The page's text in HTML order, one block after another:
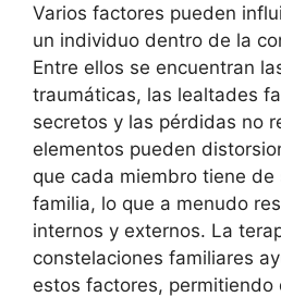
Varios factores pueden
un individuo dentro de la
Entre ellos se encuentran
traumáticas, las lealtades
secretos y las pérdidas no
elementos pueden
que cada miembro tiene de
familia, lo que a menudo
internos y externos. La
constelaciones familiares
estos factores, permitiendo